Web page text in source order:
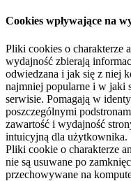
Cookies wpływające na
Pliki cookies o charakterze
wydajność zbierają
odwiedzana i jak się z niej
najmniej popularne i w jaki
serwisie. Pomagają w
poszczególnymi
zawartość i wydajność
intuicyjną dla użytkownika.
Pliki cookie o charakterze
nie są usuwane po
przechowywane na